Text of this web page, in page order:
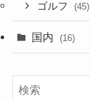
ゴルフ (45)
国内 (16)